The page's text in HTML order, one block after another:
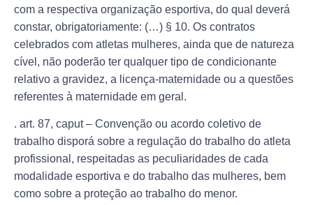
com a respectiva organização esportiva, do qual deverá
constar, obrigatoriamente: (…) § 10. Os contratos
celebrados com atletas mulheres, ainda que de natureza
cível, não poderão ter qualquer tipo de condicionante
relativo a gravidez, a licença-maternidade ou a questões
referentes à maternidade em geral.
. art. 87, caput – Convenção ou acordo coletivo de
trabalho disporá sobre a regulação do trabalho do atleta
profissional, respeitadas as peculiaridades de cada
modalidade esportiva e do trabalho das mulheres, bem
como sobre a proteção ao trabalho do menor.